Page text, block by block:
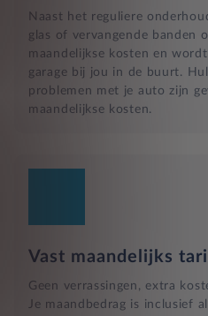
Naast het reguliere
glas of vervangende banden
maandelijkse kosten en
garage bij jou in de buurt.
problemen met je auto zijn
maandelijkse kosten.
Vast maandelijks
Geen verrassingen, extra
Je maandbedrag is inclusief